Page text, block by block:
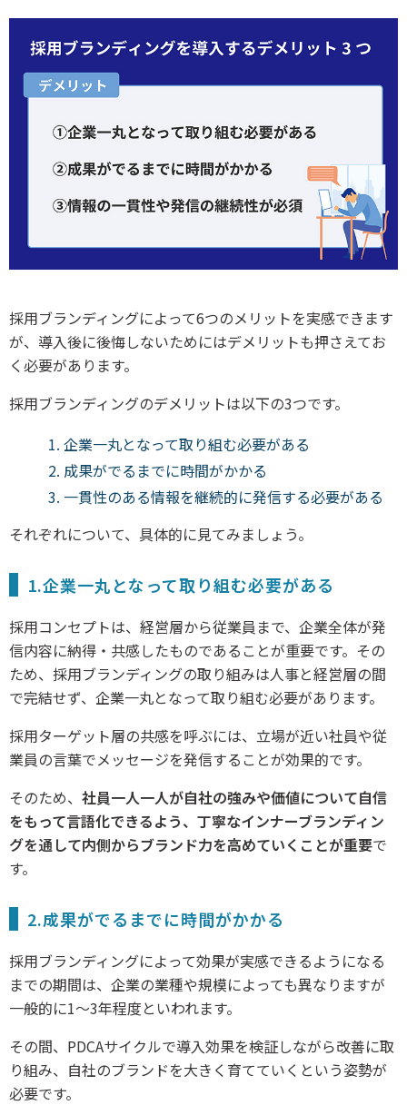
採用ブランディングによって6つのメリットを実感できます
が、導入後に後悔しないためにはデメリットも押さえてお
く必要があります。
採用ブランディングのデメリットは以下の3つです。
企業一丸となって取り組む必要がある
成果がでるまでに時間がかかる
一貫性のある情報を継続的に発信する必要がある
それぞれについて、具体的に見てみましょう。
1.企業一丸となって取り組む必要がある
採用コンセプトは、経営層から従業員まで、企業全体が発
信内容に納得・共感したものであることが重要です。その
ため、採用ブランディングの取り組みは人事と経営層の間
で完結せず、企業一丸となって取り組む必要があります。
採用ターゲット層の共感を呼ぶには、立場が近い社員や従
業員の言葉でメッセージを発信することが効果的です。
そのため、 社員一人一人が自社の強みや価値について自信
をもって言語化できるよう、丁寧なインナーブランディン
グを通して内側からブランド力を高めていくことが重要で
す。
2.成果がでるまでに時間がかかる
採用ブランディングによって効果が実感できるようになる
までの期間は、企業の業種や規模によっても異なりますが
一般的に1～3年程度といわれます。
その間、PDCAサイクルで導入効果を検証しながら改善に取
り組み、自社のブランドを大きく育てていくという姿勢が
必要です。